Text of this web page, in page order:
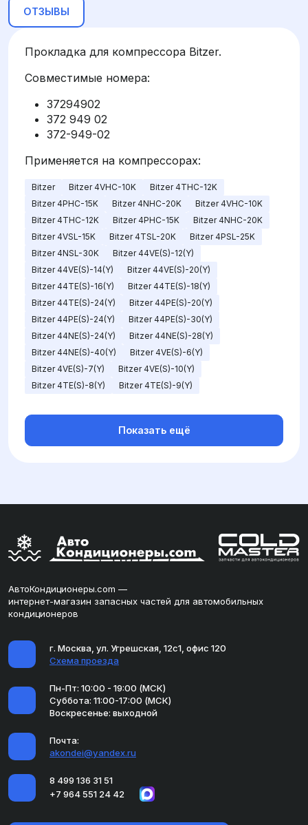
ОТЗЫВЫ
Прокладка для компрессора Bitzer.
Совместимые номера:
37294902
372 949 02
372-949-02
Применяется на компрессорах:
Bitzer Bitzer 4VHC-10K
Bitzer 4THC-12K
Bitzer 4PHC-15K
Bitzer 4NHC-20K
Bitzer 4VHC-10K
Bitzer 4THC-12K
Bitzer 4PHC-15K
Bitzer 4NHC-20K
Bitzer 4VSL-15K
Bitzer 4TSL-20K
Bitzer 4PSL-25K
Bitzer 4NSL-30K
Bitzer 44VE(S)-12(Y)
Bitzer 44VE(S)-14(Y)
Bitzer 44VE(S)-20(Y)
Bitzer 44TE(S)-16(Y)
Bitzer 44TE(S)-18(Y)
Bitzer 44TE(S)-24(Y)
Bitzer 44PE(S)-20(Y)
Bitzer 44PE(S)-24(Y)
Bitzer 44PE(S)-30(Y)
Bitzer 44NE(S)-24(Y)
Bitzer 44NE(S)-28(Y)
Bitzer 44NE(S)-40(Y)
Bitzer 4VE(S)-6(Y)
Bitzer 4VE(S)-7(Y)
Bitzer 4VE(S)-10(Y)
Bitzer 4TE(S)-8(Y)
Bitzer 4TE(S)-9(Y)
Показать ещё
АвтоКондиционеры.com —
интернет-магазин запасных частей для автомобильных
кондиционеров
г. Москва, ул. Угрешская, 12с1, офис 120
Схема проезда
Пн-Пт: 10:00 - 19:00 (МСК)
Суббота: 11:00-17:00 (МСК)
Воскресенье: выходной
Почта:
akondei@yandex.ru
8 499 136 31 51
+7 964 551 24 42